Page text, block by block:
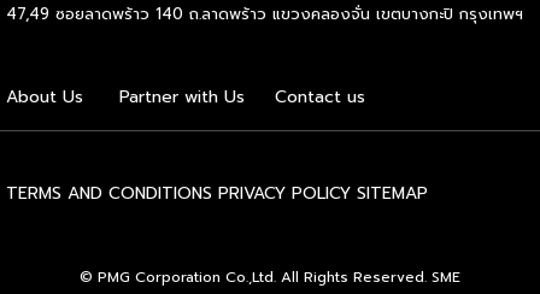
47,49 ซอยลาดพร้าว 140 ถ.ลาดพร้าว แขวงคลองจั่น เขตบางกะปิ กรุงเทพฯ
About Us Partner with Us Contact us
TERMS AND CONDITIONS PRIVACY POLICY SITEMAP
© PMG Corporation Co.,Ltd. All Rights Reserved. SME